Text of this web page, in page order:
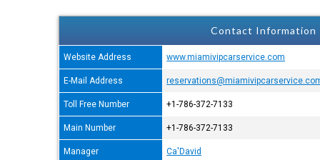
Contact Information
Website Address www.miamivipcarservice.com
E-Mail Address
Toll Free Number +1-786-372-7133
Main Number +1-786-372-7133
Manager Ca'David